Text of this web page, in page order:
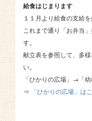
給食はじまります
１１月より給食の支給を
これまで通り「お弁当
す。
献立表を参照して、多
い。
「ひかりの広場」→「
⇒
「ひかりの広場」は